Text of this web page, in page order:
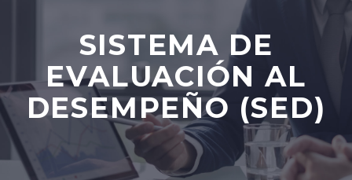
SISTEMA DE
EVALUACIÓN AL
DESEMPEÑO (SED)